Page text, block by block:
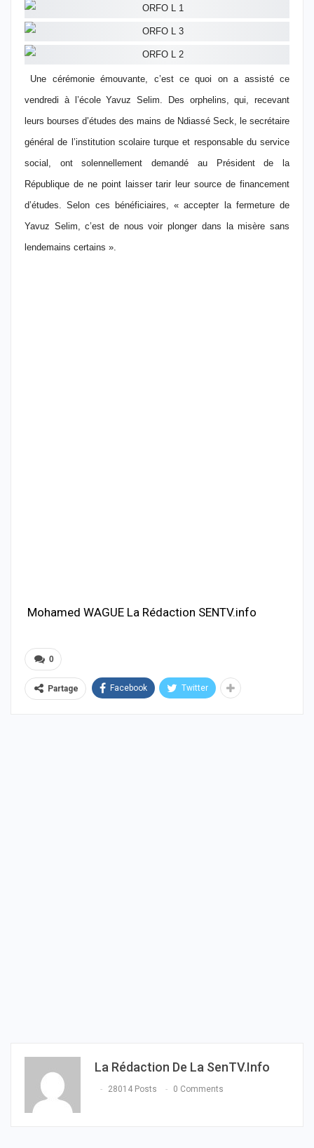
Une cérémonie émouvante, c’est ce quoi on a assisté ce
vendredi à l’école Yavuz Selim. Des orphelins, qui, recevant
leurs bourses d’études des mains de Ndiassé Seck, le secrétaire
général de l’institution scolaire turque et responsable du service
social, ont solennellement demandé au Président de la
République de ne point laisser tarir leur source de financement
d’études. Selon ces bénéficiaires, « accepter la fermeture de
Yavuz Selim, c’est de nous voir plonger dans la misère sans
lendemains certains ».
Mohamed WAGUE La Rédaction SENTV.info
0
Partage Facebook Twitter
La Rédaction De La SenTV.info
28014 Posts 0 Comments